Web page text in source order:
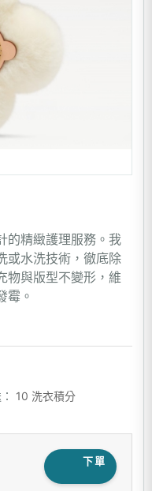
的精緻護理服務。我
或水洗技術，徹底除
物與版型不變形，維
霉。
10 洗衣積分
下單